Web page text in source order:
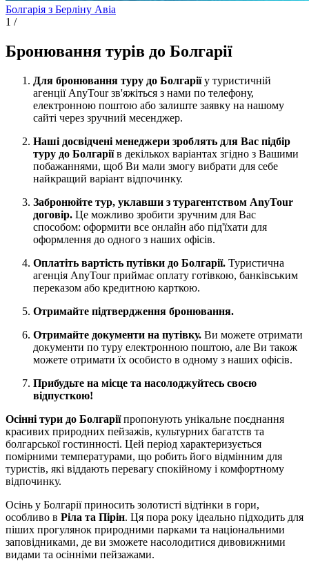
Болгарія з Берліну Авіа
1 /
Бронювання турів до Болгарії
Для бронювання туру до Болгаріїу туристичній
агенції AnyTour зв'яжіться з нами по телефону,
електронною поштою або залиште заявку на нашому
сайті через зручний месенджер.
Наші досвідчені менеджери зроблять для Вас підбір
туру до Болгаріїв декількох варіантах згідно з Вашими
побажаннями, щоб Ви мали змогу вибрати для себе
найкращий варіант відпочинку.
Забронюйте тур, уклавши з турагентством AnyTour
договір. Це можливо зробити зручним для Вас
способом: оформити все онлайн або під'їхати для
оформлення до одного з наших офісів.
Оплатіть вартість путівки до Болгарії. Туристична
агенція AnyTour приймає оплату готівкою, банківським
переказом або кредитною карткою.
Отримайте підтвердження бронювання.
Отримайте документи на путівку. Ви можете отримати
документи по туру електронною поштою, але Ви також
можете отримати їх особисто в одному з наших офісів.
Прибудьте на місце та насолоджуйтесь своєю
відпусткою!
Осінні тури до Болгаріїпропонують унікальне поєднання
красивих природних пейзажів, культурних багатств та
болгарської гостинності. Цей період характеризується
помірними температурами, що робить його відмінним для
туристів, які віддають перевагу спокійному і комфортному
відпочинку.
Осінь у Болгарії приносить золотисті відтінки в гори,
особливо в Ріла та Пірін. Ця пора року ідеально підходить для
піших прогулянок природними парками та національними
заповідниками, де ви зможете насолодитися дивовижними
видами та осінніми пейзажами.